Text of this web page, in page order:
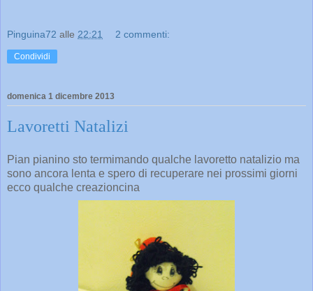
Pinguina72 alle 22:21 2 commenti:
Condividi
domenica 1 dicembre 2013
Lavoretti Natalizi
Pian pianino sto termimando qualche lavoretto natalizio ma
sono ancora lenta e spero di recuperare nei prossimi giorni
ecco qualche creazioncina